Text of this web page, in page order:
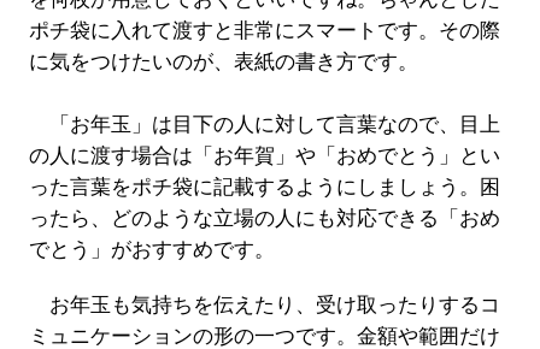
ポチ袋に入れて渡すと非常にスマートです。その際
に気をつけたいのが、表紙の書き方です。
「お年玉」は目下の人に対して言葉なので、目上
の人に渡す場合は「お年賀」や「おめでとう」とい
った言葉をポチ袋に記載するようにしましょう。困
ったら、どのような立場の人にも対応できる「おめ
でとう」がおすすめです。
お年玉も気持ちを伝えたり、受け取ったりするコ
ミュニケーションの形の一つです。金額や範囲だけ